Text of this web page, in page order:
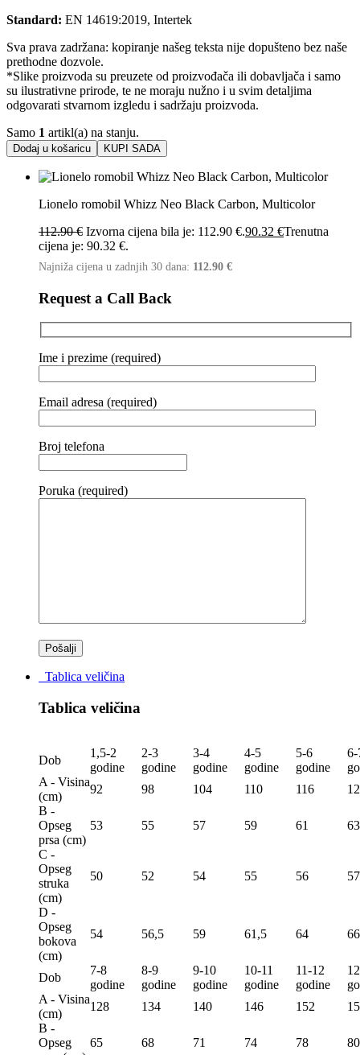
Standard: EN 14619:2019, Intertek
Sva prava zadržana: kopiranje našeg teksta nije dopušteno bez naše
prethodne dozvole.
*Slike proizvoda su preuzete od proizvođača ili dobavljača i samo
su ilustrativne prirode, te ne moraju nužno i u svim detaljima
odgovarati stvarnom izgledu i sadržaju proizvoda.
Samo 1 artikl(a) na stanju.
Dodaj u košaricu KUPI SADA
Lionelo romobil Whizz Neo Black Carbon, Multicolor
112.90€ Izvorna cijena bila je: 112.90 €.90.32 €Trenutna
cijena je: 90.32 €.
Najniža cijena u zadnjih 30 dana: 112.90 €
Request a Call Back
Ime i prezime (required)
Email adresa (required)
Broj telefona
Poruka (required)
Tablica veličina
Tablica veličina
Dob
1,5-2
godine
2-3
godine
3-4
godine
4-5
godine
5-6
godine
6-
A - Visina
(сm)
92 98 104 110 116
B -
Opseg
prsa (сm)
53 55 57 59 61 63
C -
Opseg
struka
(сm)
50 52 54 55 56 57
D -
Opseg
bokova
(сm)
54 56,5 59 61,5 64 66
Dob
7-8
godine
8-9
godine
9-10
godine
10-11
godine
11-12
godine
A - Visina
(сm)
128 134 140 146 152
B -
Opseg
65 68 71 74 78 80